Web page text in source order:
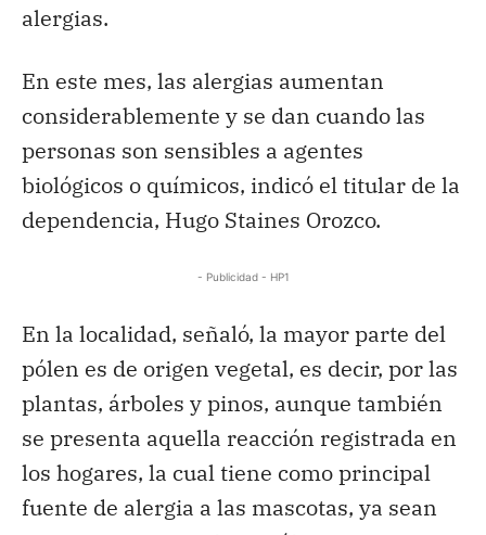
alergias.
En este mes, las alergias aumentan
considerablemente y se dan cuando las
personas son sensibles a agentes
biológicos o químicos, indicó el titular de la
dependencia, Hugo Staines Orozco.
- Publicidad - HP1
En la localidad, señaló, la mayor parte del
pólen es de origen vegetal, es decir, por las
plantas, árboles y pinos, aunque también
se presenta aquella reacción registrada en
los hogares, la cual tiene como principal
fuente de alergia a las mascotas, ya sean